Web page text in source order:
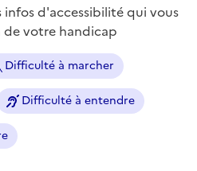
d'accessibilité qui vous
votre handicap
Difficulté à marcher
Difficulté à entendre